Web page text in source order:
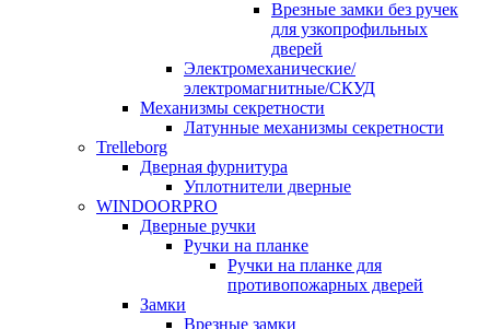
Врезные замки без ручек
для узкопрофильных
дверей
Электромеханические/
электромагнитные/СКУД
Механизмы секретности
Латунные механизмы секретности
Trelleborg
Дверная фурнитура
Уплотнители дверные
WINDOORPRO
Дверные ручки
Ручки на планке
Ручки на планке для
противопожарных дверей
Замки
Врезные замки